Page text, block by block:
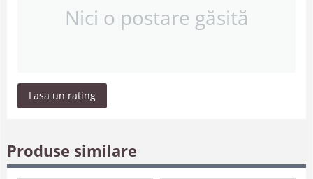
Nici o postare găsită
Lasa un rating
Produse similare